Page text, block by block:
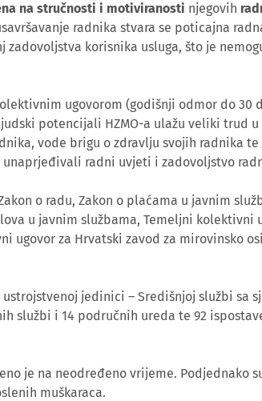
na stručnosti i motiviranosti njegovih
radnika stvara se poticajna
korisnika usluga, što je
ugovorom (godišnji odmor do 30
potencijali HZMO-a ulažu veliki trud
vode brigu o zdravlju svojih radnika
radni uvjeti i zadovoljstvo
o radu, Zakon o plaćama u javnim
u javnim službama, Temeljni kolektivni
ugovor za Hrvatski zavod za mirovinsko
jedinici – Središnjoj službi sa
službi i 14 područnih ureda te 92
je na neodređeno vrijeme. Podjednako
muškaraca.